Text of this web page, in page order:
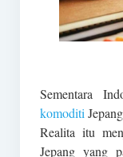
Sementara
komoditi
Realita itu
Jepang yang